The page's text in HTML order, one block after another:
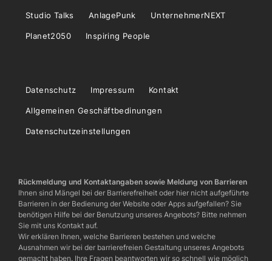
Studio Talks AnlagePunk UnternehmerNEXT
Planet2050 Inspiring People
Datenschutz Impressum Kontakt
Allgemeinen Geschäftbedinungen
Datenschutzeinstellungen
Rückmeldung und Kontaktangaben sowie Meldung von Barrieren
Ihnen sind Mängel bei der Barrierefreiheit oder hier nicht aufgeführte
Barrieren in der Bedienung der Website oder Apps aufgefallen? Sie
benötigen Hilfe bei der Benutzung unseres Angebots? Bitte nehmen
Sie mit uns Kontakt auf.
Wir erklären Ihnen, welche Barrieren bestehen und welche
Ausnahmen wir bei der barrierefreien Gestaltung unseres Angebots
gemacht haben. Ihre Fragen beantworten wir so schnell wie möglich